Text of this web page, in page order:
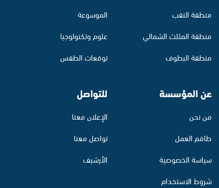
منطقة النقب
منطقة المثلث الشمالي
منطقة البطوف
الموسوعة
علوم وتكنولوجيا
توقعات الطقس
عن المؤسسة
من نحن
طاقم العمل
سياسة الخصوصية
شروط الاستخدام
للتواصل
الإعلان معنا
تواصل معنا
الأرشيف